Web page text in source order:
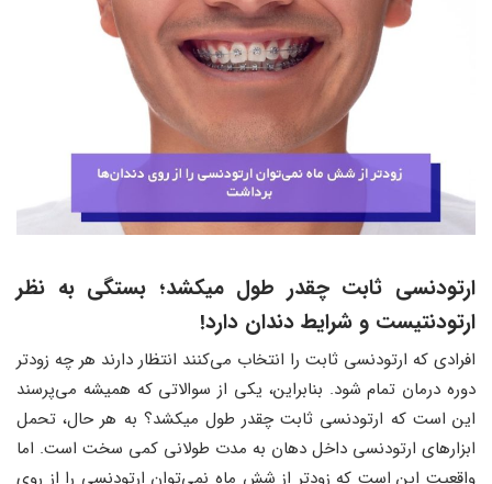
ارتودنسی ثابت چقدر طول میکشد؛ بستگی به نظر
ارتودنتیست و شرایط دندان دارد!
افرادی که ارتودنسی ثابت را انتخاب می‌کنند انتظار دارند هر چه زودتر
دوره درمان تمام شود. بنابراین، یکی از سوالاتی که همیشه می‌پرسند
این است که ارتودنسی ثابت چقدر طول میکشد؟ به هر حال، تحمل
ابزارهای ارتودنسی داخل دهان به مدت طولانی کمی سخت است. اما
واقعیت این است که زودتر از شش ماه نمی‌توان ارتودنسی را از روی